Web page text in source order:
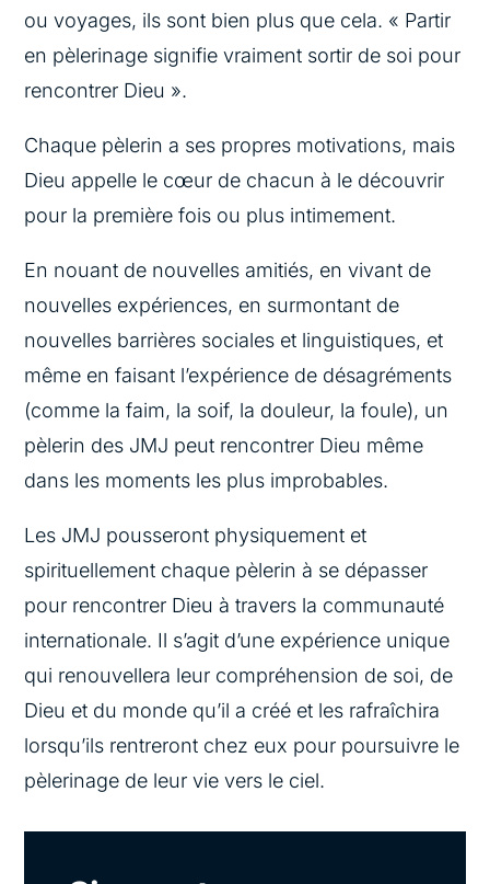
ou voyages, ils sont bien plus que cela. « Partir
en pèlerinage signifie vraiment sortir de soi pour
rencontrer Dieu ».
Chaque pèlerin a ses propres motivations, mais
Dieu appelle le cœur de chacun à le découvrir
pour la première fois ou plus intimement.
En nouant de nouvelles amitiés, en vivant de
nouvelles expériences, en surmontant de
nouvelles barrières sociales et linguistiques, et
même en faisant l’expérience de désagréments
(comme la faim, la soif, la douleur, la foule), un
pèlerin des JMJ peut rencontrer Dieu même
dans les moments les plus improbables.
Les JMJ pousseront physiquement et
spirituellement chaque pèlerin à se dépasser
pour rencontrer Dieu à travers la communauté
internationale. Il s’agit d’une expérience unique
qui renouvellera leur compréhension de soi, de
Dieu et du monde qu’il a créé et les rafraîchira
lorsqu’ils rentreront chez eux pour poursuivre le
pèlerinage de leur vie vers le ciel.